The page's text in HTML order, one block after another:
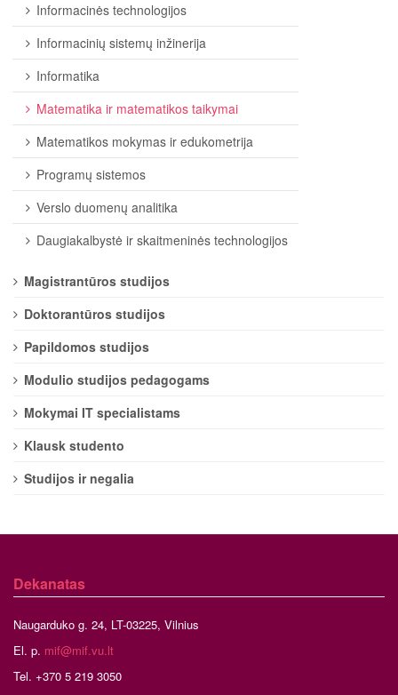
Informacinės technologijos
Informacinių sistemų inžinerija
Informatika
Matematika ir matematikos taikymai
Matematikos mokymas ir edukometrija
Programų sistemos
Verslo duomenų analitika
Daugiakalbystė ir skaitmeninės technologijos
Magistrantūros studijos
Doktorantūros studijos
Papildomos studijos
Modulio studijos pedagogams
Mokymai IT specialistams
Klausk studento
Studijos ir negalia
Dekanatas
Naugarduko g. 24, LT-03225, Vilnius
El. p. mif@mif.vu.lt
Tel. +370 5 219 3050